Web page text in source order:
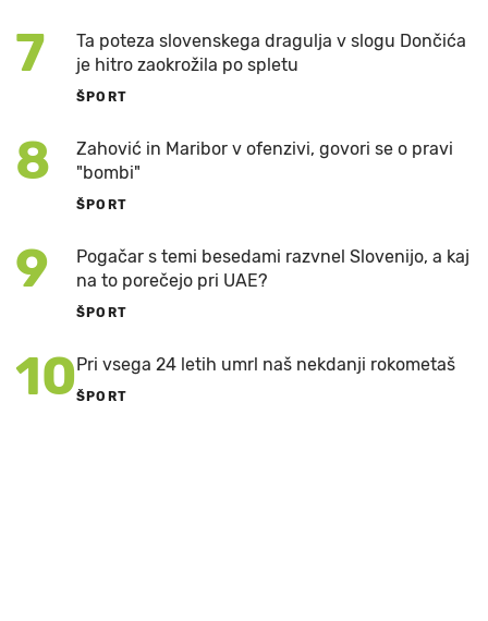
7
Ta poteza slovenskega dragulja v slogu Dončića
je hitro zaokrožila po spletu
ŠPORT
8
Zahović in Maribor v ofenzivi, govori se o pravi
"bombi"
ŠPORT
9
Pogačar s temi besedami razvnel Slovenijo, a kaj
na to porečejo pri UAE?
ŠPORT
10Pri vsega 24 letih umrl naš nekdanji rokometaš
ŠPORT